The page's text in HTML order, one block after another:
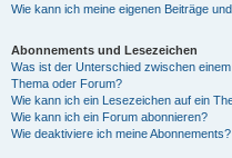
Wie kann ich meine eigenen Beiträge
Abonnements und Lesezeichen
Was ist der Unterschied zwischen
Thema oder Forum?
Wie kann ich ein Lesezeichen auf ein
Wie kann ich ein Forum abonnieren?
Wie deaktiviere ich meine Abonnements?